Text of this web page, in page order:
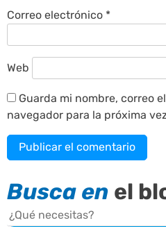
Correo electrónico *
Web
Guarda mi nombre, correo
navegador para la próxima
Busca en el
Buscar